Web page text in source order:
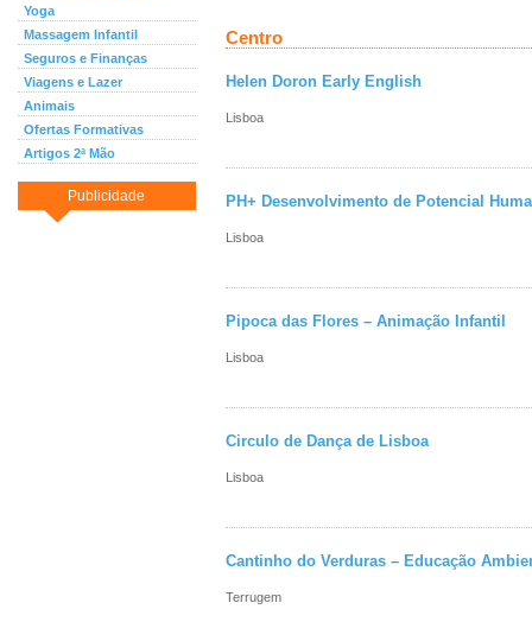
Yoga
Massagem Infantil
Seguros e Finanças
Viagens e Lazer
Animais
Ofertas Formativas
Artigos 2ª Mão
Publicidade
Centro
Helen Doron Early English
Lisboa
PH+ Desenvolvimento de Potencial
Lisboa
Pipoca das Flores – Animação Infantil
Lisboa
Circulo de Dança de Lisboa
Lisboa
Cantinho do Verduras – Educação
Terrugem